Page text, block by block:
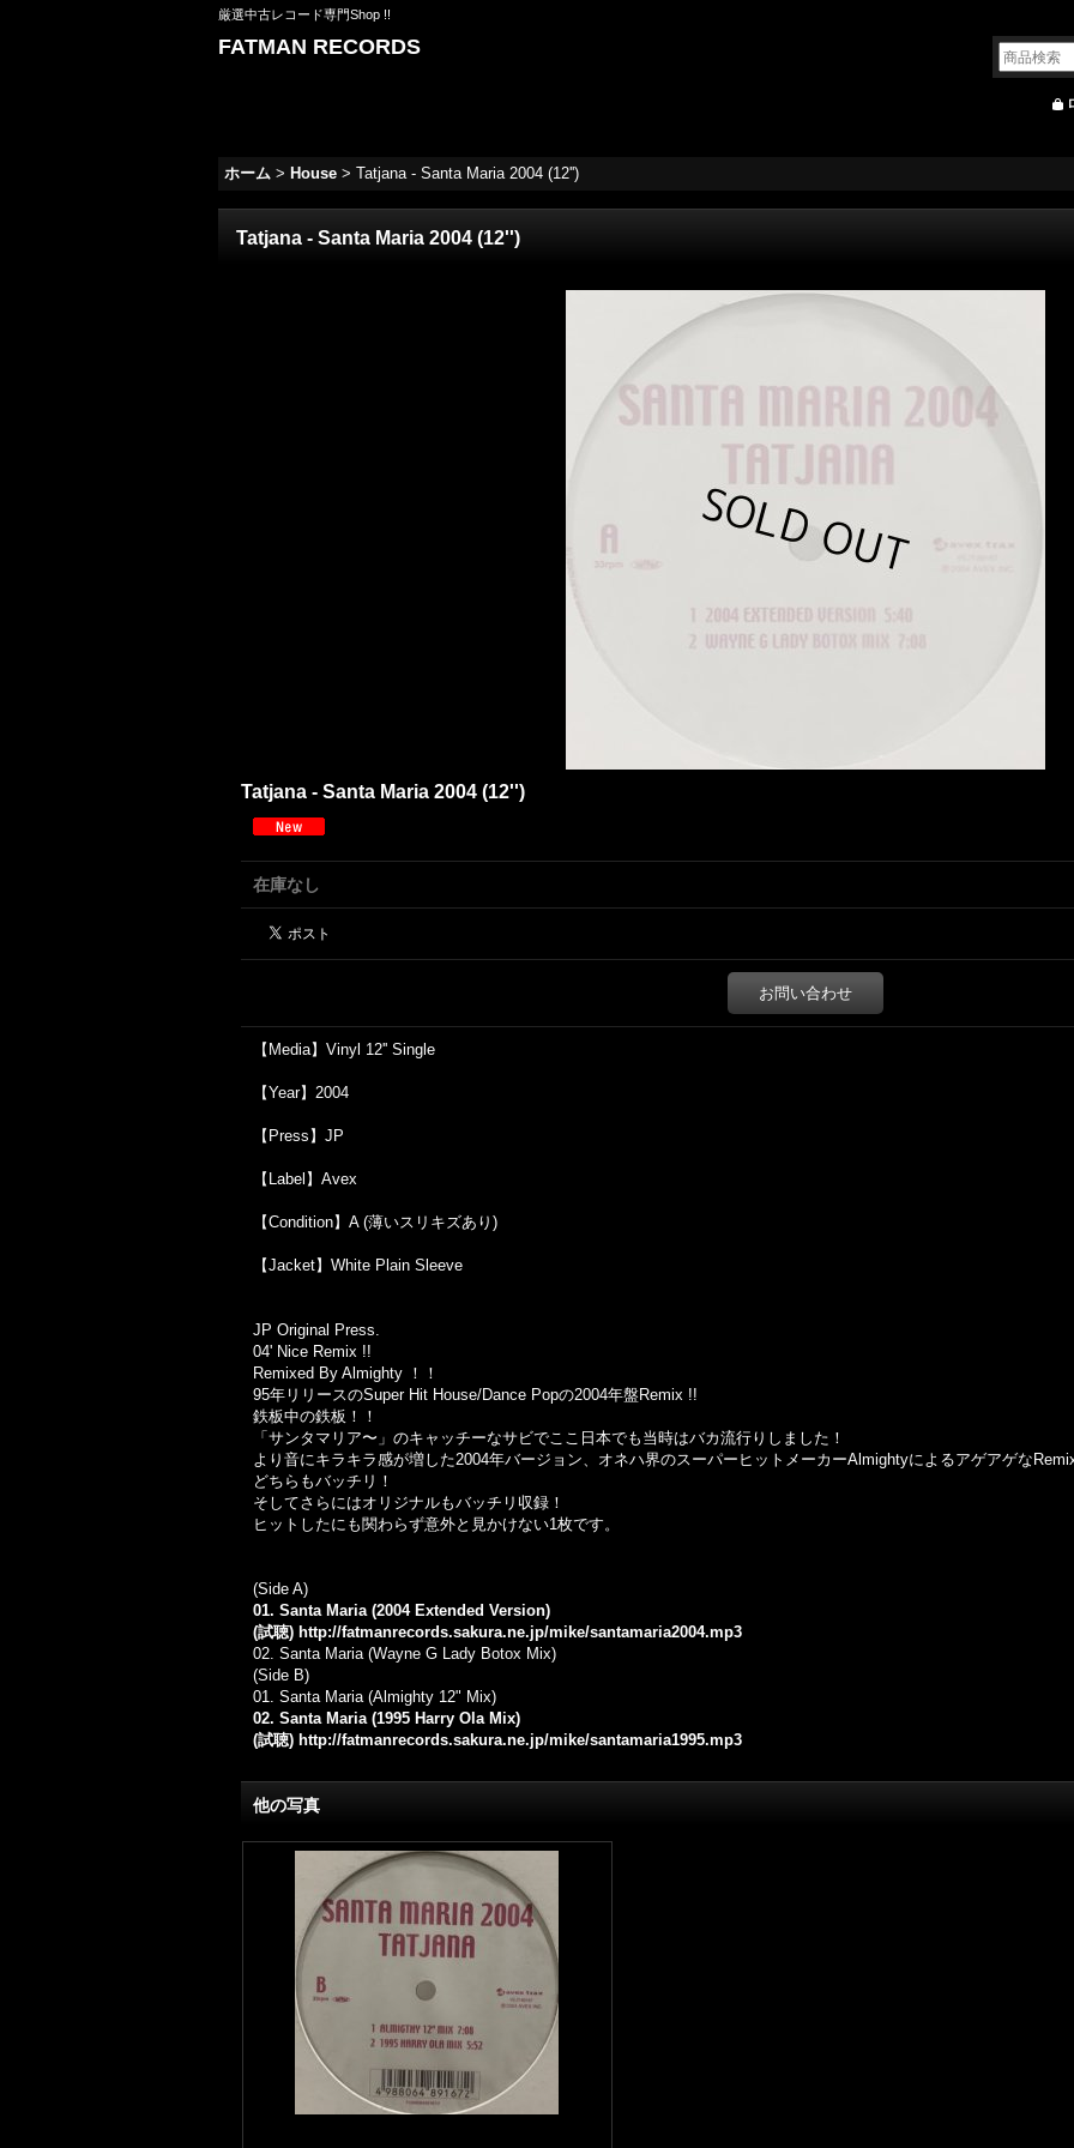
厳選中古レコード専門Shop !!
FATMAN RECORDS
ホーム > House > Tatjana - Santa Maria 2004 (12'')
Tatjana - Santa Maria 2004 (12'')
Tatjana - Santa Maria 2004 (12'')
在庫なし
お問い合わせ
【Media】Vinyl 12'' Single
【Year】2004
【Press】JP
【Label】Avex
【Condition】A (薄いスリキズあり)
【Jacket】White Plain Sleeve
JP Original Press.
04' Nice Remix !!
Remixed By Almighty ！！
95年リリースのSuper Hit House/Dance Popの2004年盤Remix !!
鉄板中の鉄板！！
「サンタマリア〜」のキャッチーなサビでここ日本でも当時はバカ流行りしました！
より音にキラキラ感が増した2004年バージョン、オネハ界のスーパーヒットメーカーAlmightyによるアゲアゲな
どちらもバッチリ！
そしてさらにはオリジナルもバッチリ収録！
ヒットしたにも関わらず意外と見かけない1枚です。
(Side A)
01. Santa Maria (2004 Extended Version)
(試聴) http://fatmanrecords.sakura.ne.jp/mike/santamaria2004.mp3
02. Santa Maria (Wayne G Lady Botox Mix)
(Side B)
01. Santa Maria (Almighty 12" Mix)
02. Santa Maria (1995 Harry Ola Mix)
(試聴) http://fatmanrecords.sakura.ne.jp/mike/santamaria1995.mp3
他の写真